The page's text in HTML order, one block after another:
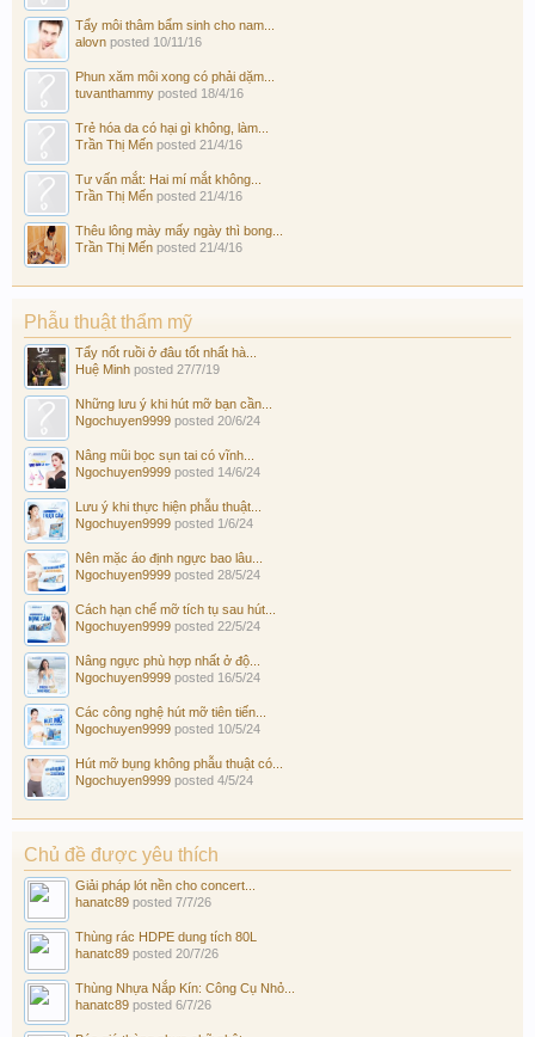
Tẩy môi thâm bẩm sinh cho nam...
alovn posted 10/11/16
Phun xăm môi xong có phải dặm...
tuvanthammy posted 18/4/16
Trẻ hóa da có hại gì không, làm...
Trần Thị Mến posted 21/4/16
Tư vấn mắt: Hai mí mắt không...
Trần Thị Mến posted 21/4/16
Thêu lông mày mấy ngày thì bong...
Trần Thị Mến posted 21/4/16
Phẫu thuật thẩm mỹ
Tẩy nốt ruồi ở đâu tốt nhất hà...
Huệ Minh posted 27/7/19
Những lưu ý khi hút mỡ bạn cần...
Ngochuyen9999 posted 20/6/24
Nâng mũi bọc sụn tai có vĩnh...
Ngochuyen9999 posted 14/6/24
Lưu ý khi thực hiện phẫu thuật...
Ngochuyen9999 posted 1/6/24
Nên mặc áo định ngực bao lâu...
Ngochuyen9999 posted 28/5/24
Cách hạn chế mỡ tích tụ sau hút...
Ngochuyen9999 posted 22/5/24
Nâng ngực phù hợp nhất ở độ...
Ngochuyen9999 posted 16/5/24
Các công nghệ hút mỡ tiên tiến...
Ngochuyen9999 posted 10/5/24
Hút mỡ bụng không phẫu thuật có...
Ngochuyen9999 posted 4/5/24
Chủ đề được yêu thích
Giải pháp lót nền cho concert...
hanatc89 posted 7/7/26
Thùng rác HDPE dung tích 80L
hanatc89 posted 20/7/26
Thùng Nhựa Nắp Kín: Công Cụ Nhỏ...
hanatc89 posted 6/7/26